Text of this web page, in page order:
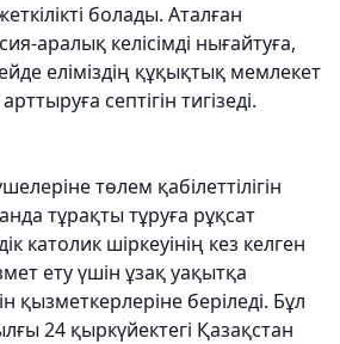
болады. Аталған
аралық келісімді нығайтуға,
еліміздің құқықтық мемлекет
септігін тигізеді.
төлем қабілеттілігін
тұрақты тұруға рұқсат
католик шіркеуінің кез келген
ету үшін ұзақ уақытқа
қызметкерлеріне беріледі. Бұл
24 қыркүйектегі Қазақстан